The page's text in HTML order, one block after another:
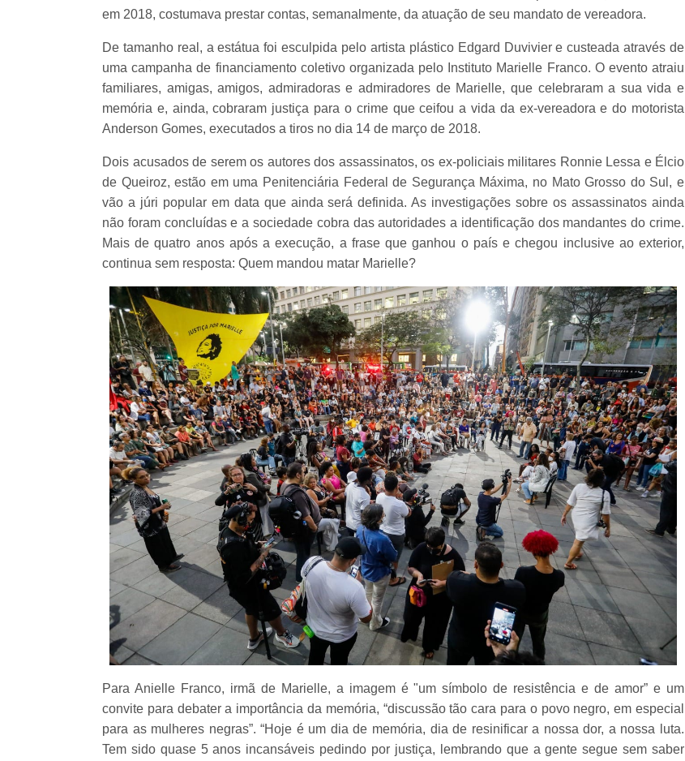
em 2018, costumava prestar contas, semanalmente, da atuação de seu mandato de vereadora.
De tamanho real, a estátua foi esculpida pelo artista plástico Edgard Duvivier e custeada através de
uma campanha de financiamento coletivo organizada pelo Instituto Marielle Franco. O evento atraiu
familiares, amigas, amigos, admiradoras e admiradores de Marielle, que celebraram a sua vida e
memória e, ainda, cobraram justiça para o crime que ceifou a vida da ex-vereadora e do motorista
Anderson Gomes, executados a tiros no dia 14 de março de 2018.
Dois acusados de serem os autores dos assassinatos, os ex-policiais militares Ronnie Lessa e Élcio
de Queiroz, estão em uma Penitenciária Federal de Segurança Máxima, no Mato Grosso do Sul, e
vão a júri popular em data que ainda será definida. As investigações sobre os assassinatos ainda
não foram concluídas e a sociedade cobra das autoridades a identificação dos mandantes do crime.
Mais de quatro anos após a execução, a frase que ganhou o país e chegou inclusive ao exterior,
continua sem resposta: Quem mandou matar Marielle?
Para Anielle Franco, irmã de Marielle, a imagem é "um símbolo de resistência e de amor” e um
convite para debater a importância da memória, “discussão tão cara para o povo negro, em especial
para as mulheres negras”. “Hoje é um dia de memória, dia de resinificar a nossa dor, a nossa luta.
Tem sido quase 5 anos incansáveis pedindo por justiça, lembrando que a gente segue sem saber